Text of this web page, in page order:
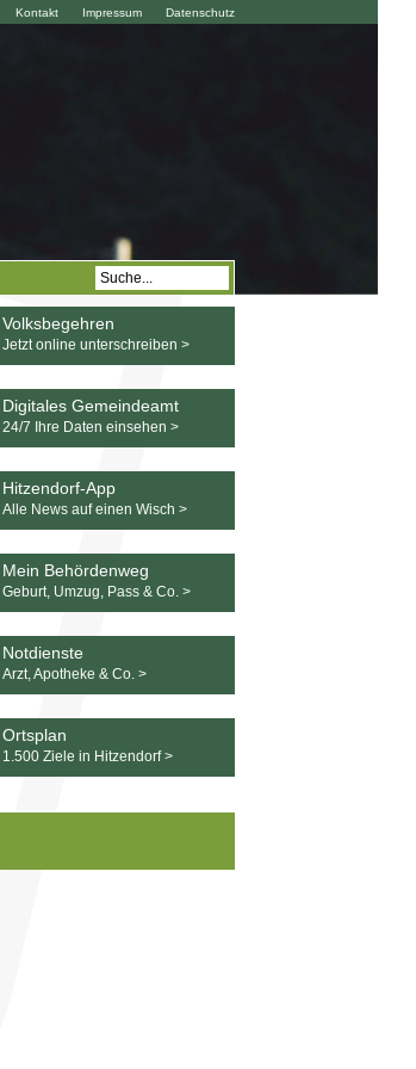
Datenschutz
Impressum
Kontakt
Volksbegehren
Jetzt online unterschreiben >
Digitales Gemeindeamt
24/7 Ihre Daten einsehen >
Hitzendorf-App
Alle News auf einen Wisch >
Mein Behördenweg
Geburt, Umzug, Pass & Co. >
Notdienste
Arzt, Apotheke & Co. >
Ortsplan
1.500 Ziele in Hitzendorf >